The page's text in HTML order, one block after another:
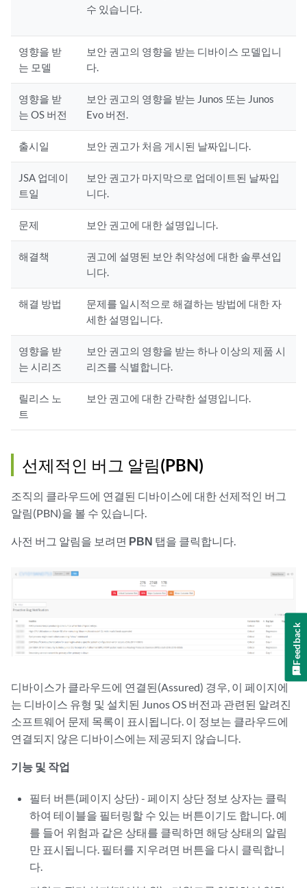
수 있습니다.
영향을 받
는 모델
보안 권고의 영향을 받는 디바이스 모델입니
다.
영향을 받
는 OS 버전
보안 권고의 영향을 받는 Junos 또는 Junos
Evo 버전.
출시일 보안 권고가 처음 게시된 날짜입니다.
JSA 업데이
트일
보안 권고가 마지막으로 업데이트된 날짜입
니다.
문제 보안 권고에 대한 설명입니다.
해결책
권고에 설명된 보안 취약성에 대한 솔루션입
니다.
해결 방법
문제를 일시적으로 해결하는 방법에 대한 자
세한 설명입니다.
영향을 받
는 시리즈
보안 권고의 영향을 받는 하나 이상의 제품 시
리즈를 식별합니다.
릴리스 노
트
보안 권고에 대한 간략한 설명입니다.
선제적인 버그 알림(PBN)
조직의 클라우드에 연결된 디바이스에 대한 선제적인 버그
알림(PBN)을 볼 수 있습니다.
사전 버그 알림을 보려면 PBN 탭을 클릭합니다.
디바이스가 클라우드에 연결된(Assured) 경우, 이 페이지에
는 디바이스 유형 및 설치된 Junos OS 버전과 관련된 알려진
소프트웨어 문제 목록이 표시됩니다. 이 정보는 클라우드에
연결되지 않은 디바이스에는 제공되지 않습니다.
기능 및 작업
필터 버튼(페이지 상단) - 페이지 상단 정보 상자는 클릭
하여 테이블을 필터링할 수 있는 버튼이기도 합니다. 예
를 들어 위험과 같은 상태를 클릭하면 해당 상태의 알림
만 표시됩니다. 필터를 지우려면 버튼을 다시 클릭합니
다.
Feedback